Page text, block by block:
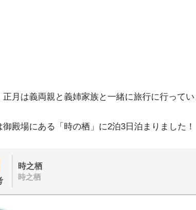
正月は義両親と義姉家族と一緒に旅行に行ってい
御殿場にある「時の栖」に2泊3日泊まりました！
時之栖
時之栖